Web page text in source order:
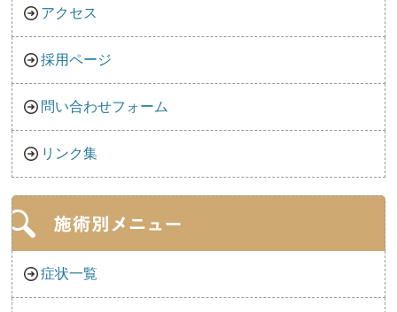
アクセス
採用ページ
問い合わせフォーム
リンク集
症状一覧